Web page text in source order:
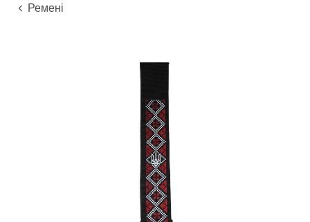
Власне виробництво
Аксесуари
Ремені